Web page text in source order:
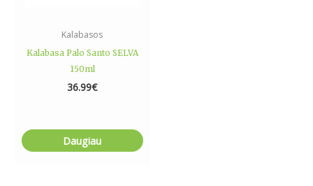
Kalabasos
Kalabasa Palo Santo SELVA
150ml
36.99€
Daugiau